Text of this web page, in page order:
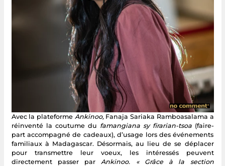
Avec la plateforme Ankinoo,Fanaja Sariaka Ramboasalama a
réinventé la coutume du famangiana sy firarian-tsoa (faire-
part accompagné de cadeaux), d’usage lors des événements
familiaux à Madagascar. Désormais, au lieu de se déplacer
pour transmettre leur voeux, les intéressés peuvent
directement passer par Ankinoo.
« Grâce à la section